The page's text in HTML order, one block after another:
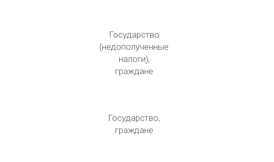
Государство
(недополученные
налоги),
граждане
Государство,
граждане